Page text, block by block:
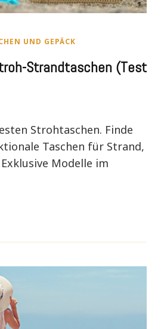
UND GEPÄCK
Strandtaschen (Test
Strohtaschen. Finde
Taschen für Strand,
Modelle im